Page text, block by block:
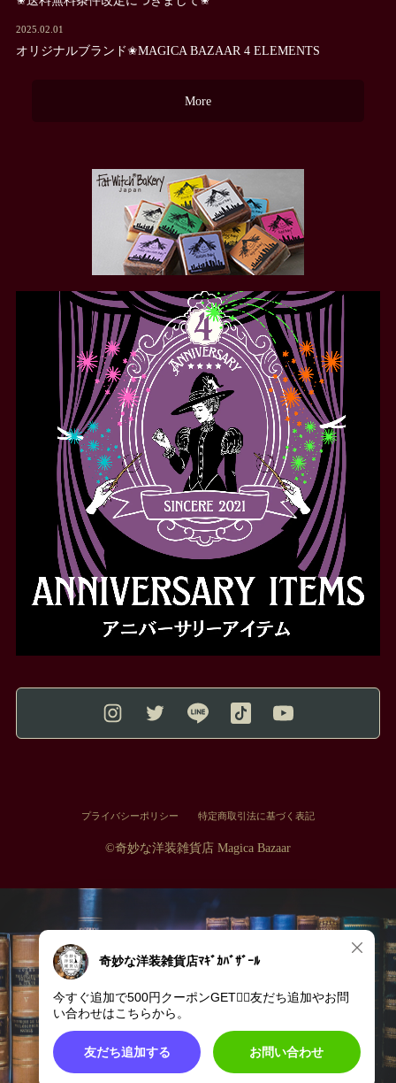
2025.02.01
オリジナルブランド✬MAGICA BAZAAR 4 ELEMENTS
More
プライバシーポリシー 特定商取引法に基づく表記
©︎奇妙な洋装雑貨店 Magica Bazaar